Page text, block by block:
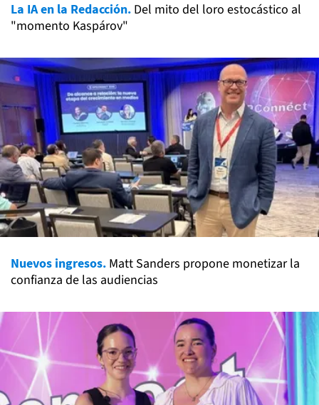
La IA en la Redacción. Del mito del loro estocástico al
"momento Kaspárov"
Nuevos ingresos. Matt Sanders propone monetizar la
confianza de las audiencias